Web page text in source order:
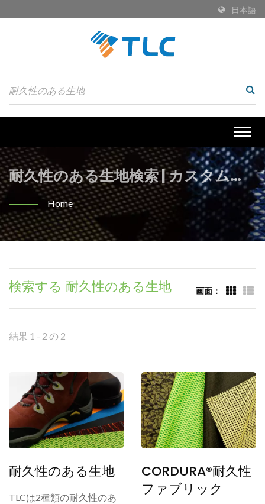
日本語
耐久性のある生地検索 | カスタムエ
ンジニアリングジャカードファブリ
ック: スタイルと機能性の融合 |
Tiong Liong / TLC
Home
検索する 耐久性のある生地 画面：
結果 1 - 2 の 2
耐久性のある生地
TLCは2種類の耐久性のあ
CORDURA®耐久性
ファブリック